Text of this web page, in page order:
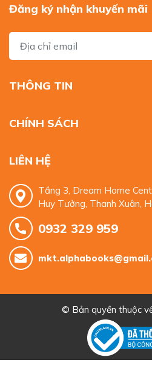
Đăng ký nhận khuyến mãi
THÔNG TIN
CHÍNH SÁCH
LIÊN HỆ
Tầng 3, Dream Home
Huy Tưởng, Thanh Xuân,
0932 329 959
© Bản quyền thuộc